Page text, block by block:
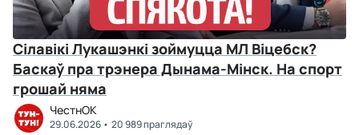
Сілавікі Лукашэнкі зоймуцца МЛ Віцебск?
Баскаў пра трэнера Дынама-Мінск. На спорт
грошай няма
ЧестнОК
29.06.2026 20 989 праглядаў